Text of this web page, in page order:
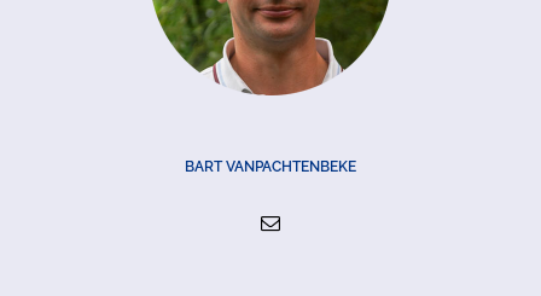
BART VANPACHTENBEKE